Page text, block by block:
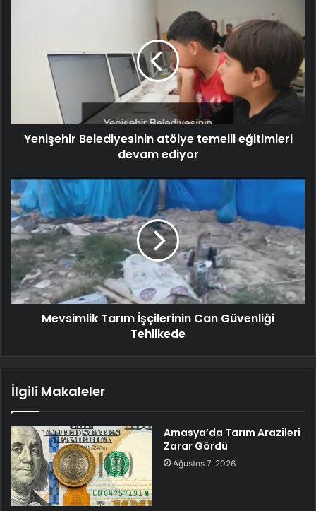
Yenişehir Belediyesinin atölye temelli eğitimleri
devam ediyor
Mevsimlik Tarım İşçilerinin Can Güvenliği
Tehlikede
İlgili Makaleler
Amasya’da Tarım Arazileri
Zarar Gördü
Ağustos 7, 2026